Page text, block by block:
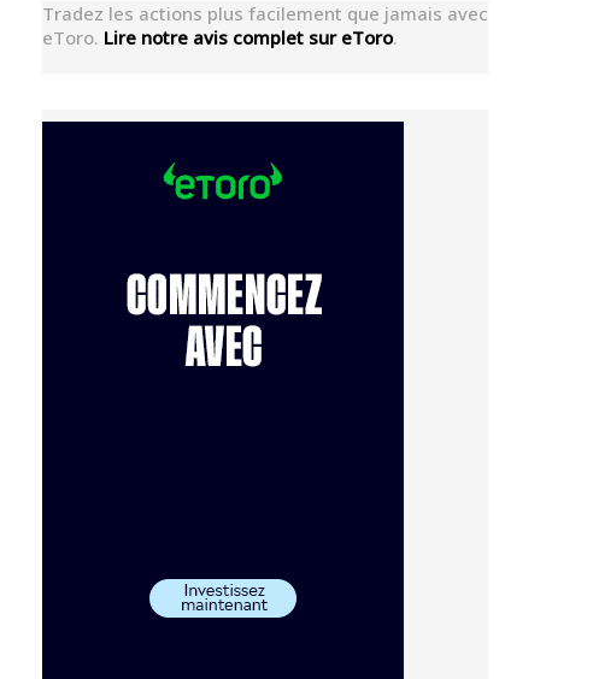
Tradez les actions plus facilement que jamais avec
eToro. Lire notre avis complet sur eToro.